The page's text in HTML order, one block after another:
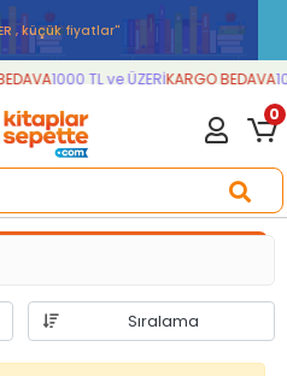
, küçük fiyatlar''
1000 TL ve ÜZERİKARGO BEDAVA
0
Sıralama